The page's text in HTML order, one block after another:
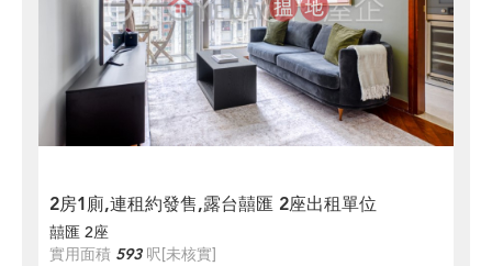
2房1廁,連租約發售,露台囍匯 2座出租單位
囍匯 2座
實用面積 593呎[未核實]